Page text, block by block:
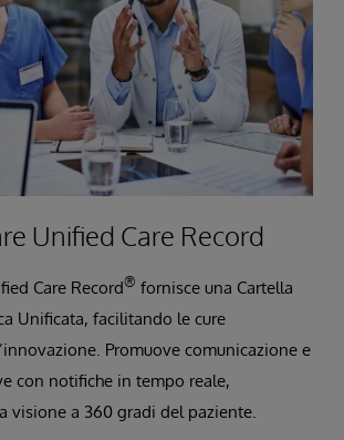
Unified Care Record
Care Record® fornisce una Cartella
Unificata, facilitando le cure
Promuove comunicazione e
con notifiche in tempo reale,
visione a 360 gradi del paziente.